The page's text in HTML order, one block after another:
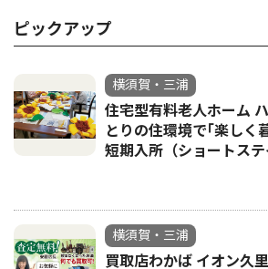
ピックアップ
横須賀・三浦
住宅型有料老人ホーム
とりの住環境で｢楽し
短期入所（ショートス
横須賀・三浦
買取店わかば イオン久